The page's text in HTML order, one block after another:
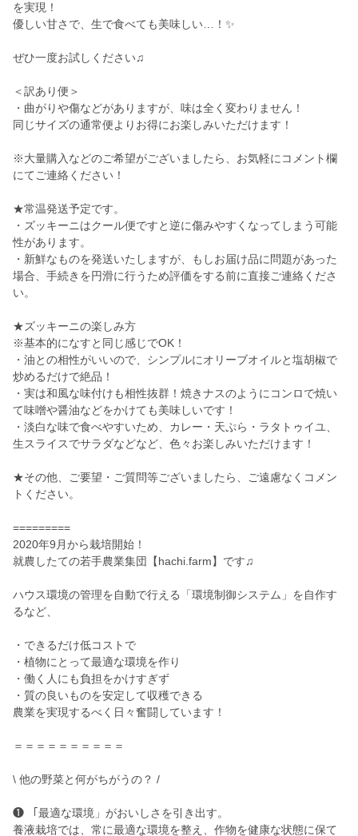
を実現！
優しい甘さで、生で食べても美味しい…！✨
ぜひ一度お試しください♫
＜訳あり便＞
・曲がりや傷などがありますが、味は全く変わりません！
同じサイズの通常便よりお得にお楽しみいただけます！
※大量購入などのご希望がございましたら、お気軽にコメント欄
にてご連絡ください！
★常温発送予定です。
・ズッキーニはクール便ですと逆に傷みやすくなってしまう可能
性があります。
・新鮮なものを発送いたしますが、もしお届け品に問題があった
場合、手続きを円滑に行うため評価をする前に直接ご連絡くださ
い。
★ズッキーニの楽しみ方
※基本的になすと同じ感じでOK！
・油との相性がいいので、シンプルにオリーブオイルと塩胡椒で
炒めるだけで絶品！
・実は和風な味付けも相性抜群！焼きナスのようにコンロで焼い
て味噌や醤油などをかけても美味しいです！
・淡白な味で食べやすいため、カレー・天ぷら・ラタトゥイユ、
生スライスでサラダなどなど、色々お楽しみいただけます！
★その他、ご要望・ご質問等ございましたら、ご遠慮なくコメン
トください。
=========
2020年9月から栽培開始！
就農したての若手農業集団【hachi.farm】です♫
ハウス環境の管理を自動で行える「環境制御システム」を自作す
るなど、
・できるだけ低コストで
・植物にとって最適な環境を作り
・働く人にも負担をかけすぎず
・質の良いものを安定して収穫できる
農業を実現するべく日々奮闘しています！
＝＝＝＝＝＝＝＝＝＝
\ 他の野菜と何がちがうの？ /
❶ 「最適な環境」がおいしさを引き出す。
養液栽培では、常に最適な環境を整え、作物を健康な状態に保て